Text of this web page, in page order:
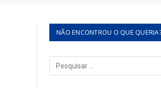
NÃO ENCONTROU O QUE